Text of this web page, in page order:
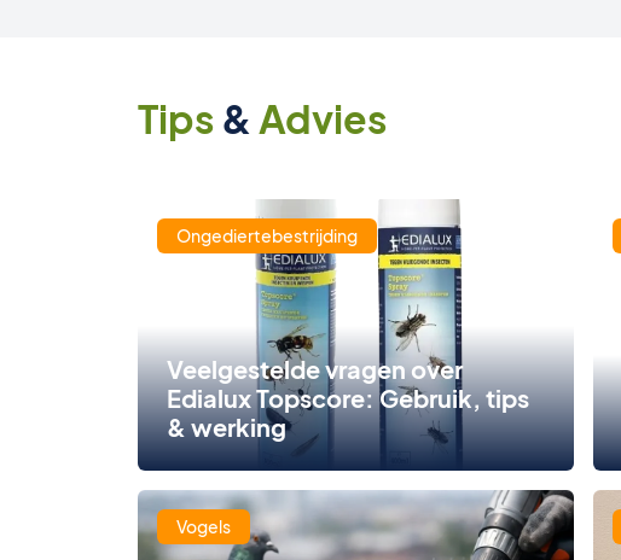
Tips & Advies
Ongediertebestrijding
Veelgestelde vragen over
Edialux Topscore: Gebruik, tips
& werking
Vogels